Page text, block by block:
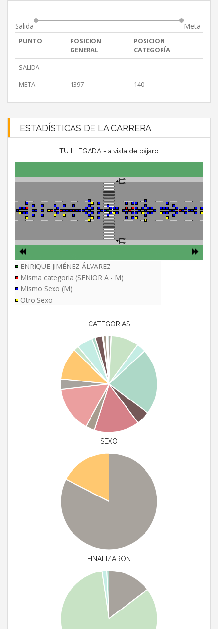
Salida Meta
PUNTO
POSICIÓN
GENERAL
POSICIÓN
CATEGORÍA
SALIDA
-
-
META
1397 140
ESTADÍSTICAS DE LA CARRERA
TU LLEGADA - a vista de pájaro
ENRIQUE JIMÉNEZ ÁLVAREZ
Misma categoria (SENIOR A - M)
Mismo Sexo (M)
Otro Sexo
CATEGORIAS
SEXO
FINALIZARON